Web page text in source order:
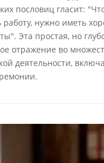
пословиц гласит:
нужно иметь
Эта простая, но
отражение во
деятельности,